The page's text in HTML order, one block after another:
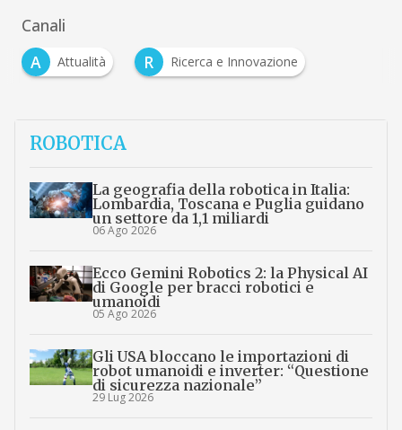
Canali
A
Attualità R Ricerca e Innovazione
ROBOTICA
La geografia della robotica in Italia:
Lombardia, Toscana e Puglia guidano
un settore da 1,1 miliardi
06 Ago 2026
Ecco Gemini Robotics 2: la Physical AI
di Google per bracci robotici e
umanoidi
05 Ago 2026
Gli USA bloccano le importazioni di
robot umanoidi e inverter: “Questione
di sicurezza nazionale”
29 Lug 2026